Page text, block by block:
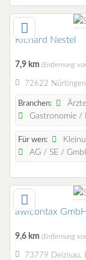
Richard Nestel
7,9 km (Entfernung
72622
Branchen: Ärzte
Gastronomie /
Für wen:
AG / SE /
awicontax
9,6 km (Entfernung
73779 Deizisau,